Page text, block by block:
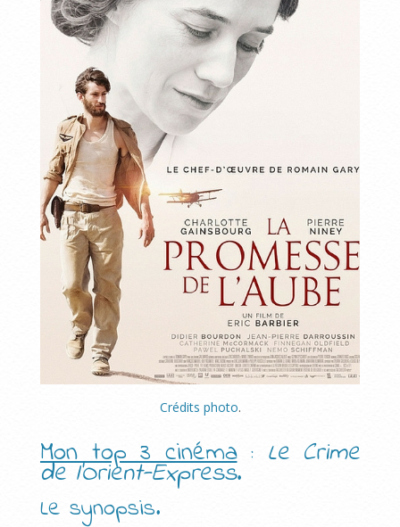
Crédits photo.
Mon top 3 cinéma: Le Crime
de l’Orient-Express.
Le synopsis.